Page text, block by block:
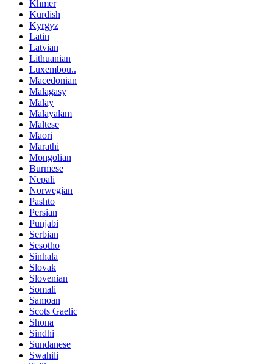
Khmer
Kurdish
Kyrgyz
Latin
Latvian
Lithuanian
Luxembou..
Macedonian
Malagasy
Malay
Malayalam
Maltese
Maori
Marathi
Mongolian
Burmese
Nepali
Norwegian
Pashto
Persian
Punjabi
Serbian
Sesotho
Sinhala
Slovak
Slovenian
Somali
Samoan
Scots Gaelic
Shona
Sindhi
Sundanese
Swahili